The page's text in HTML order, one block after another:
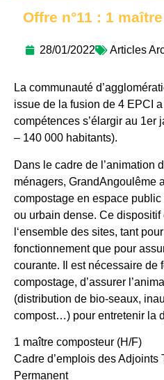
Offre n°11 : 1
28/01/2022 Articles
La communauté
issue de la fusion de 4 EPCI
compétences s’élargir au 1er
– 140 000 habitants).
Dans le cadre de l’animation
ménagers, GrandAngoulême
compostage en espace public
ou urbain dense. Ce
l‘ensemble des sites, tant
fonctionnement que pour
courante. Il est nécessaire de
compostage, d’assurer
(distribution de bio-seaux,
compost…) pour entretenir la
1 maître composteur (H/F)
Cadre d’emplois des
Permanent